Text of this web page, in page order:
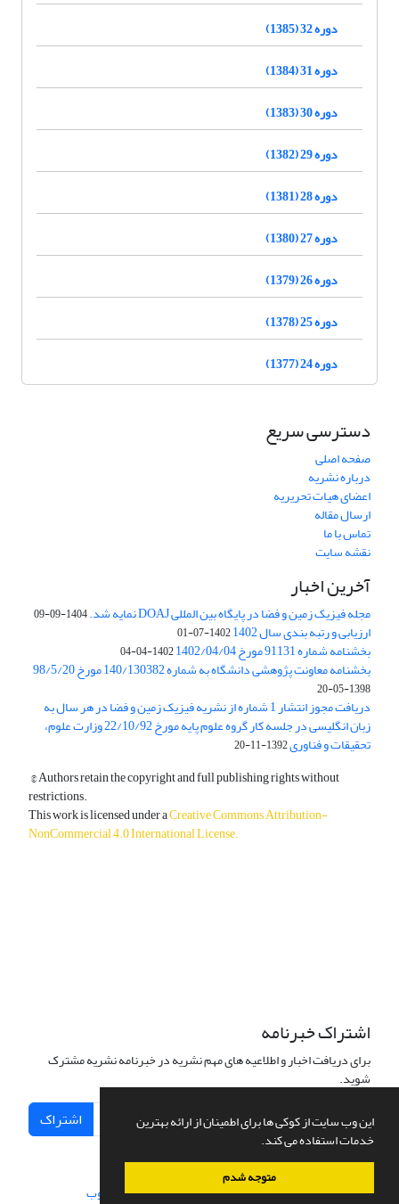
این وب سایت از کوکی ها برای اطمینان از ارائه بهترین
خدمات استفاده می کند.
متوجه شدم
دوره 32 (1385)
دوره 31 (1384)
دوره 30 (1383)
دوره 29 (1382)
دوره 28 (1381)
دوره 27 (1380)
دوره 26 (1379)
دوره 25 (1378)
دوره 24 (1377)
دسترسی سریع
صفحه اصلی
درباره نشریه
اعضای هیات تحریریه
ارسال مقاله
تماس با ما
نقشه سایت
آخرین اخبار
مجله فیزیک زمین و فضا در پایگاه بین المللی DOAJ نمایه شد. 1404-09-09
ارزیابی و رتبه بندی سال 1402 1402-07-01
بخشنامه شماره 91131 مورخ 1402/04/04 1402-04-04
بخشنامه معاونت پژوهشی دانشگاه به شماره 140/130382 مورخ 98/5/20
1398-05-20
دریافت مجوز انتشار 1 شماره از نشریه فیزیک زمین و فضا در هر سال به
زبان انگلیسی در جلسه کار گروه علوم پایه مورخ 22/10/92 وزارت علوم،
تحقیقات و فناوری1392-11-20
© Authors retain the copyright and full publishing rights without
restrictions.
This work is licensed under aCreative Commons Attribution-
NonCommercial 4.0 International License.
اشتراک خبرنامه
برای دریافت اخبار و اطلاعیه های مهم نشریه در خبرنامه نشریه مشترک
شوید.
اشتراک
سامانه مدیریت نشریات علمی.طراحی و پیاده سازی از سیناوب